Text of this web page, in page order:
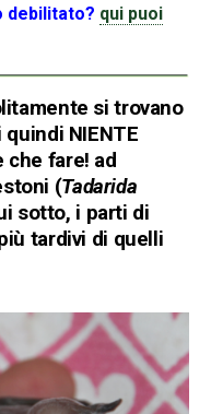
debilitato? qui puoi
si trovano
NIENTE
che fare! ad
(Tadarida
sotto, i parti di
tardivi di quelli